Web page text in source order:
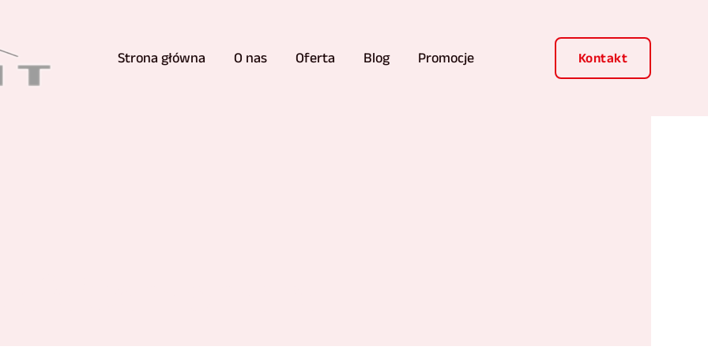
Strona główna O nas Oferta Blog Promocje Kontakt